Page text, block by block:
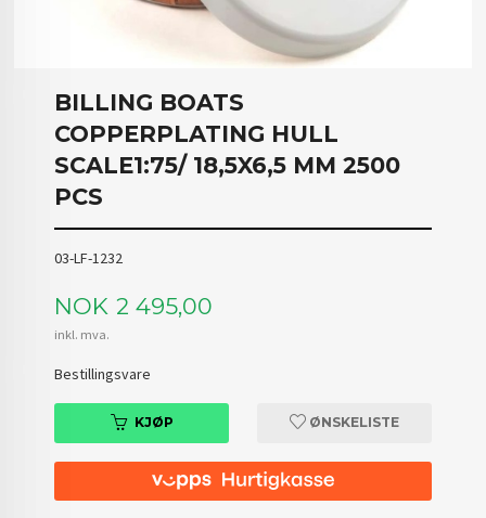
BILLING BOATS
COPPERPLATING HULL
SCALE1:75/ 18,5X6,5 MM 2500
PCS
03-LF-1232
Pris
NOK 2 495,00
inkl. mva.
Bestillingsvare
KJØP ØNSKELISTE